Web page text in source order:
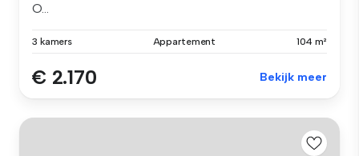
O...
3 kamers Appartement 104 m²
€ 2.170 Bekijk meer